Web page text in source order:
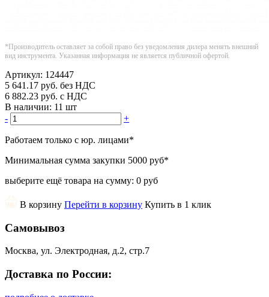
*Производитель оставляет за собой право без уведомления дилера менять внешний
вид инструмента. Указанная информация не является публичной офертой.
Артикул: 124447
5 641.17 руб. без НДС
6 882.23 руб. с НДС
В наличии: 11 шт
-
+
Работаем только с юр. лицами*
Минимальная сумма закупки 5000 руб*
выберите ещё товара на сумму: 0 руб
В корзину Перейти в корзину Купить в 1 клик
Самовывоз
Москва, ул. Электродная, д.2, стр.7
Доставка по России: